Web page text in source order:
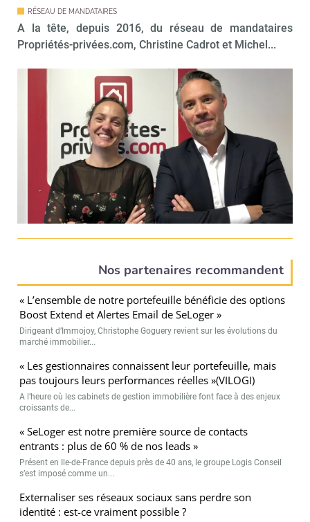
RÉSEAU DE MANDATAIRES
A la tête, depuis 2016, du réseau de mandataires
Propriétés-privées.com, Christine Cadrot et Michel...
Nos partenaires recommandent
« L’ensemble de notre portefeuille bénéficie des options
Boost Extend et Alertes Email de SeLoger »
Dirigeant d’Immojoy, Christophe Goguery revient sur les évolutions du
marché immobilier...
« Les gestionnaires connaissent leur portefeuille, mais
pas toujours leurs performances réelles »(VILOGI)
A l’heure où les cabinets de gestion immobilière font face à des enjeux
croissants de...
« SeLoger est notre première source de contacts
entrants : plus de 60 % de nos leads »
Présent en Ile-de-France depuis près de 40 ans, le groupe Logis Conseil
s’est imposé comme un...
Externaliser ses réseaux sociaux sans perdre son
identité : est-ce vraiment possible ?